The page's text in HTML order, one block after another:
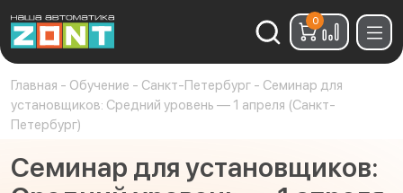
Найти:
0
Главная - Обучение - Санкт-Петербург - Семинар для
установщиков: Средний уровень — 1 апреля (Санкт-
Петербург)
Семинар для установщиков: